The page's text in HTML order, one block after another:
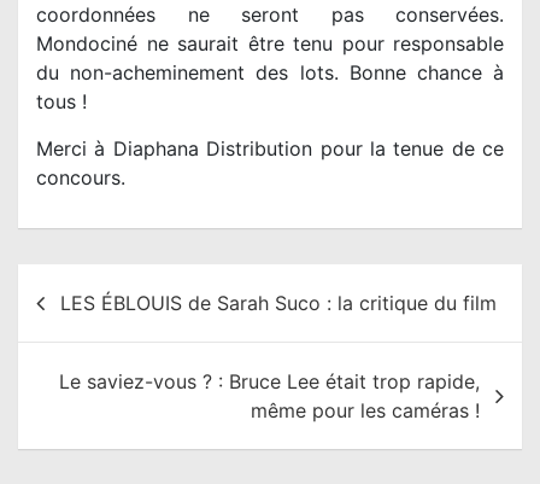
coordonnées ne seront pas conservées.
Mondociné ne saurait être tenu pour responsable
du non-acheminement des lots. Bonne chance à
tous !
Merci à Diaphana Distribution pour la tenue de ce
concours.
v
LES ÉBLOUIS de Sarah Suco : la critique du film
Le saviez-vous ? : Bruce Lee était trop rapide,
même pour les caméras !